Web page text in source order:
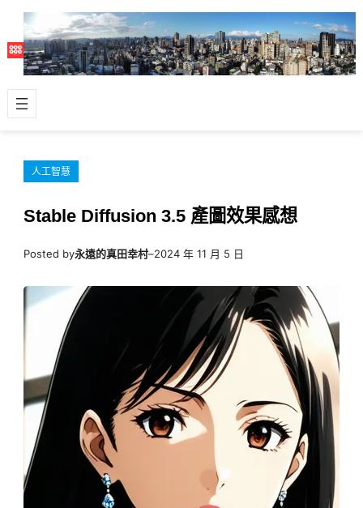
主
容
人工智慧
Stable Diffusion 3.5 產圖效果感想
Posted by永遠的真田幸村–2024 年 11 月 5 日